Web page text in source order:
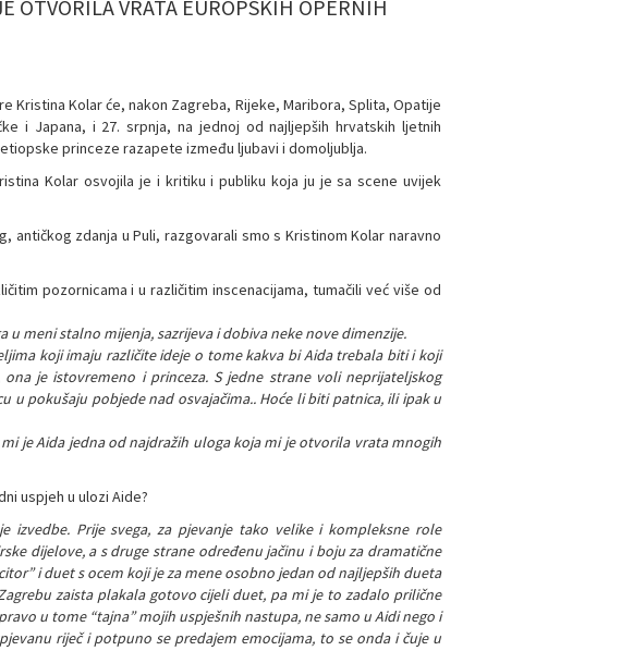
OTVORILA VRATA EUROPSKIH OPERNIH
Kristina Kolar će, nakon Zagreba, Rijeke, Maribora, Splita, Opatije
i Japana, i 27. srpnja, na jednoj od najljepših hrvatskih ljetnih
princeze razapete između ljubavi i domoljublja.
Kolar osvojila je i kritiku i publiku koja ju je sa scene uvijek
zdanja u Puli, razgovarali smo s Kristinom Kolar naravno
pozornicama i u različitim inscenacijama, tumačili već više od
meni stalno mijenja, sazrijeva i dobiva neke nove dimenzije.
koji imaju različite ideje o tome kakva bi Aida trebala biti i koji
je istovremeno i princeza. S jedne strane voli neprijateljskog
u pokušaju pobjede nad osvajačima.. Hoće li biti patnica, ili ipak u
je Aida jedna od najdražih uloga koja mi je otvorila vrata mnogih
uspjeh u ulozi Aide?
izvedbe. Prije svega, za pjevanje tako velike i kompleksne role
dijelove, a s druge strane određenu jačinu i boju za dramatične
i duet s ocem koji je za mene osobno jedan od najljepših dueta
zaista plakala gotovo cijeli duet, pa mi je to zadalo prilične
u tome “tajna” mojih uspješnih nastupa, ne samo u Aidi nego i
riječ i potpuno se predajem emocijama, to se onda i čuje u